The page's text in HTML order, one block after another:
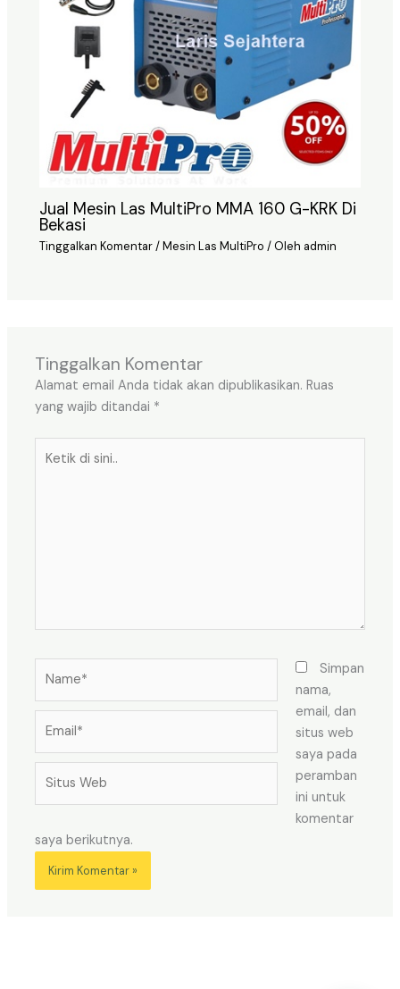
Jual Mesin Las MultiPro MMA 160 G-KRK Di
Bekasi
Tinggalkan Komentar/Mesin Las MultiPro / Oleh admin
Tinggalkan Komentar
Alamat email Anda tidak akan dipublikasikan. Ruas
yang wajib ditandai *
Web
Simpan
nama,
email, dan
situs web
saya pada
peramban
ini untuk
komentar
saya berikutnya.